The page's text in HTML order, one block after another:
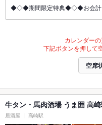
◆◇◆期間限定特典◆◇◆お会計
カレンダーの
下記ボタンを押して
空席
牛タン・馬肉酒場 うま囲 高
居酒屋 高崎駅